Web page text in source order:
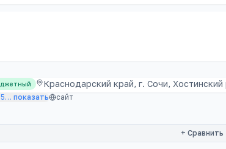
Краснодарский край, г. Сочи,
… показать сайт
+ Сравнить